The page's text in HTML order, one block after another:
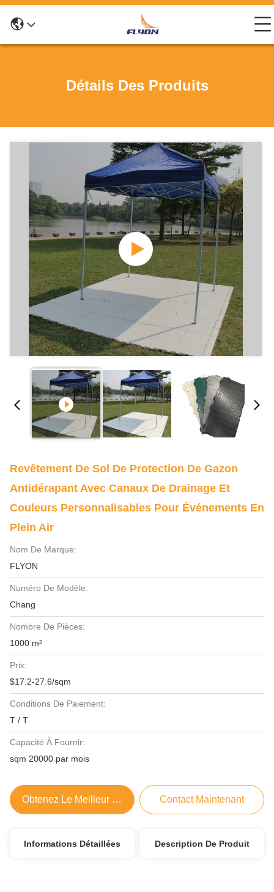
Détails Des Produits
Revêtement De Sol De Protection De Gazon
Antidérapant Avec Canaux De Drainage Et
Couleurs Personnalisables Pour Événements En
Plein Air
Nom De Marque:
FLYON
Numéro De Modèle:
Chang
Nombre De Pièces:
1000 m²
Prix:
$17.2-27.6/sqm
Conditions De Paiement:
T / T
Capacité À Fournir:
sqm 20000 par mois
Obtenez Le Meilleur Prix Contact Maintenant
Informations Détaillées Description De Produit